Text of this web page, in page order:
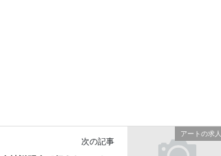
アートの求人
次の記事